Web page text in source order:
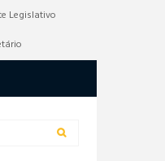
Legislativo